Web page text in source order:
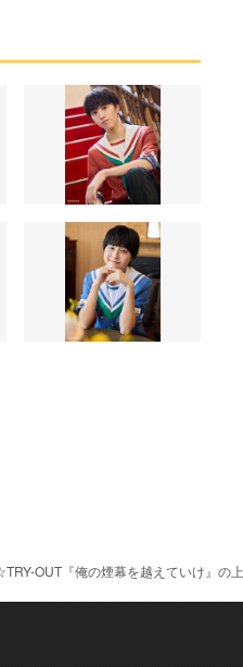
OUT『俺の煙幕を越えていけ』の